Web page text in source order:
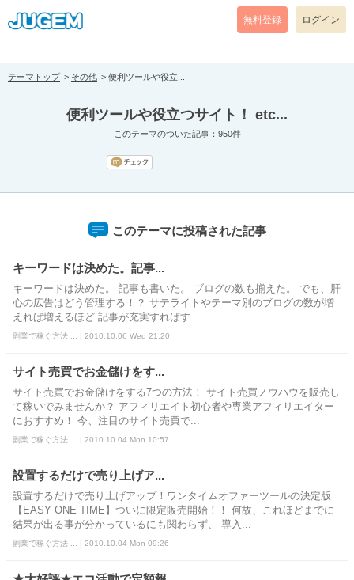
[pear_error: message="Success" code=0 mode=return level=notice
prefix="" info=""]
無料登録 ログイン
テーマトップ その他 便利ツールや役立...
便利ツールや役立つサイト！ etc...
このテーマのついた記事：950件
このテーマに投稿された記事
キーワードは決めた。記事...
キーワードは決めた。 記事も書いた。 ブログの数も揃えた。 でも、肝
心の広告はどう管理する！？ サテライトやテーマ別のブログの数が増
えれば増えるほど 記事が充実すればす...
副業で稼ぐ方法 ... | 2010.10.06 Wed 21:20
サイト売買でお金儲けをす...
サイト売買でお金儲けをする7つの方法！ サイト売買ノウハウを販売し
て稼いでみませんか？ アフィリエイト初心者や専業アフィリエイター
におすすめ！ 今、注目のサイト売買で...
副業で稼ぐ方法 ... | 2010.10.04 Mon 10:57
設置するだけで売り上げア...
設置するだけで売り上げアップ！ワンタイムオファーツールの決定版
【EASY ONE TIME】ついに限定販売開始！！ 何故、これほどまでに
結果が出る事が分かっているにも関わらず、 導入...
副業で稼ぐ方法 ... | 2010.10.04 Mon 09:26